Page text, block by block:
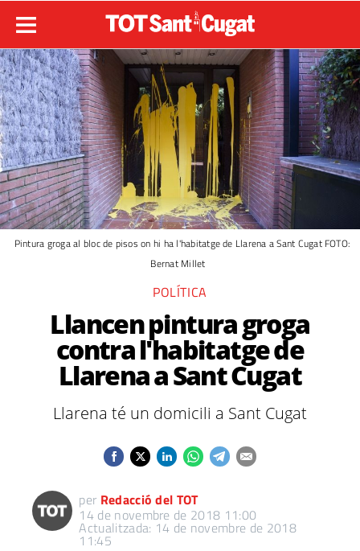
Pintura groga al bloc de pisos on hi ha l'habitatge de Llarena a Sant Cugat FOTO:
Bernat Millet
POLÍTICA
Llancen pintura groga
contra l'habitatge de
Llarena a Sant Cugat
Llarena té un domicili a Sant Cugat
per Redacció del TOT
14 de novembre de 2018 11:00
Actualitzada: 14 de novembre de 2018
11:45